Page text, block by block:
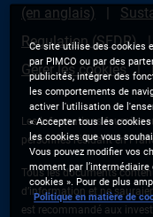
(en anglais)
Regulation (SFDR)
Gérer les cookies
Les informations fournies
personnes résidant en
Tous les documents
d’information et ne
est recommandé aux
Ce site utilise des cookies
par PIMCO ou par des
publicités, intégrer des
les comportements de
activer l'utilisation de
« Accepter tous les
les cookies que vous
Vous pouvez modifier vos
moment par
cookies ». Pour de plus
Politique en matière de